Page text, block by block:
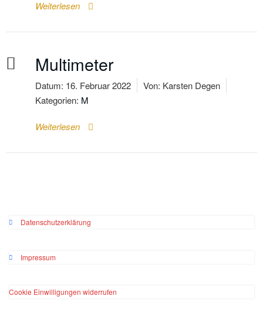
Weiterlesen
Multimeter
Datum: 16. Februar 2022 Von: Karsten Degen
Kategorien: M
Weiterlesen
Datenschutzerklärung
Impressum
Cookie Einwilligungen widerrufen